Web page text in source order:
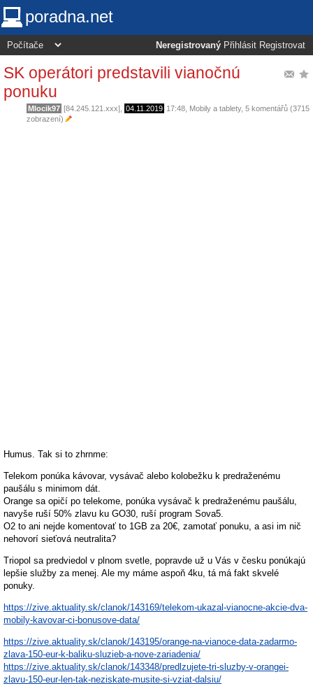
poradna.net
Neregistrovaný Přihlásit Registrovat
SK operátori predstavili vianočnú
ponuku
Mlocik97 [84.245.121.xxx], 04.11.2019 17:48 Mobily a tablety, 5 komentářů (3715
zobrazení)
Humus. Tak si to zhrnme:
Telekom ponúka kávovar, vysávač alebo kolobežku k predraženému
paušálu s minimom dát.
Orange sa opičí po telekome, ponúka vysávač k predraženému paušálu,
navyše ruší 50% zlavu ku GO30, ruší program Sova5.
O2 to ani nejde komentovať to 1GB za 20€, zamotať ponuku, a asi im nič
nehovorí sieťová neutralita?
Triopol sa predviedol v plnom svetle, popravde už u Vás v česku ponúkajú
lepšie služby za menej. Ale my máme aspoň 4ku, tá má fakt skvelé
ponuky.
https://zive.aktuality.sk/clanok/143169/telekom-ukazal-vianocne-akcie-dva-
mobily-kavovar-ci-bonusove-data/
https://zive.aktuality.sk/clanok/143195/orange-na-vianoce-data-zadarmo-
zlava-150-eur-k-baliku-sluzieb-a-nove-zariadenia/
https://zive.aktuality.sk/clanok/143348/predlzujete-tri-sluzby-v-orangei-
zlavu-150-eur-len-tak-neziskate-musite-si-vziat-dalsiu/